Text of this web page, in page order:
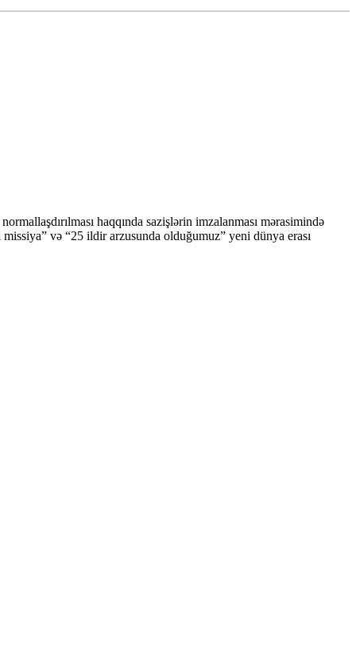
haqqında sazişlərin imzalanması mərasimində
və “25 ildir arzusunda olduğumuz” yeni dünya erası